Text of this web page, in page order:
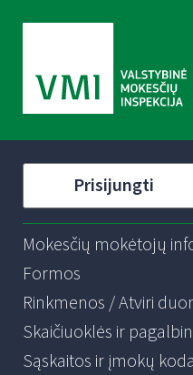
Prisijungti
Mokesčių mokėtojų
Formos
Rinkmenos / Atviri
Skaičiuoklės ir
Sąskaitos ir įmokų